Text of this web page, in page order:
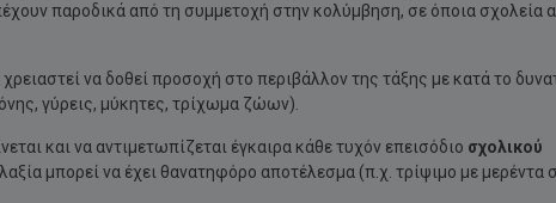
παροδικά από τη συμμετοχή στην κολύμβηση, σε όποια σχολεία
να δοθεί προσοχή στο περιβάλλον της τάξης με κατά το
γύρεις, μύκητες, τρίχωμα ζώων).
και να αντιμετωπίζεται έγκαιρα κάθε τυχόν επεισόδιο σχολικού
μπορεί να έχει θανατηφόρο αποτέλεσμα (π.χ. τρίψιμο με μερέντα